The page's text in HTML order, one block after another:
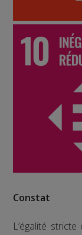
Constat
L’égalité